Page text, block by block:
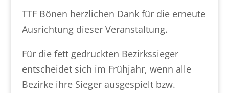
TTF Bönen herzlichen Dank für die erneute
Ausrichtung dieser Veranstaltung.
Für die fett gedruckten Bezirkssieger
entscheidet sich im Frühjahr, wenn alle
Bezirke ihre Sieger ausgespielt bzw.